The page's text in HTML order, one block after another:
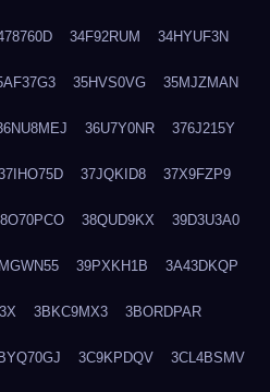
34F92RUM 34HYUF3N
35HVS0VG 35MJZMAN
36U7Y0NR 376J215Y
37JQKID8 37X9FZP9
38QUD9KX 39D3U3A0
39PXKH1B 3A43DKQP
3BKC9MX3 3BORDPAR
3C9KPDQV 3CL4BSMV